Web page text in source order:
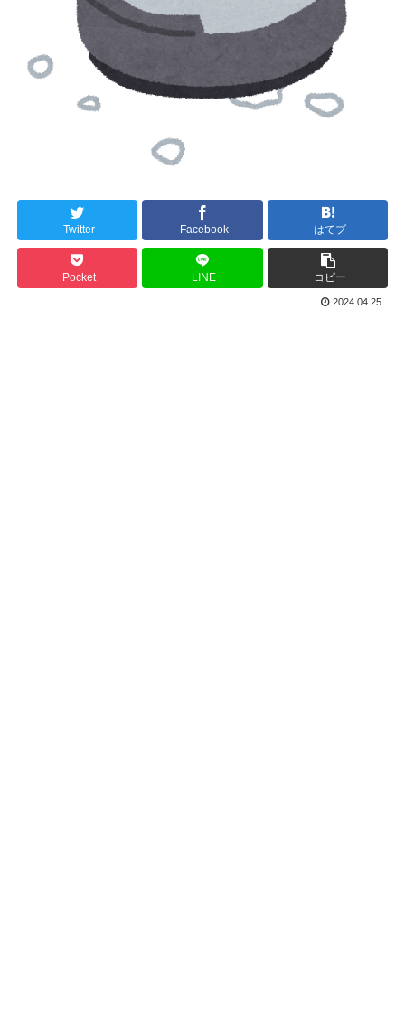
Twitter Facebook はてブ
Pocket LINE コピー
2024.04.25